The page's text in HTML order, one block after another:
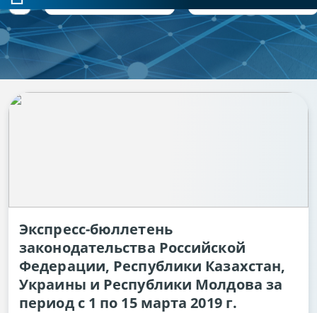
Экспресс-бюллетень
законодательства Российской
Федерации, Республики Казахстан,
Украины и Республики Молдова за
период с 1 по 15 марта 2019 г.